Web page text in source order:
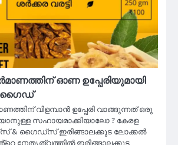
ഓണ ഉപ്പേരിയുമായി
ഗൈഡ്
വിളമ്പാൻ ഉപ്പേരി വാങ്ങുന്നത് ഒരു
സഹായമാക്കിയാലോ ? കേരള
& ഗൈഡ്സ് ഇരിങ്ങാലക്കുട ലോക്കൽ